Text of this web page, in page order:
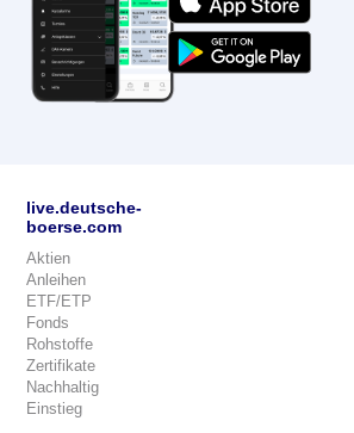
live.deutsche-
boerse.com
Aktien
Anleihen
ETF/ETP
Fonds
Rohstoffe
Zertifikate
Nachhaltig
Einstieg